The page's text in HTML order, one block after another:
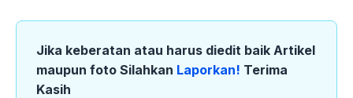
Jika keberatan atau harus diedit baik Artikel
maupun foto Silahkan Laporkan! Terima
Kasih